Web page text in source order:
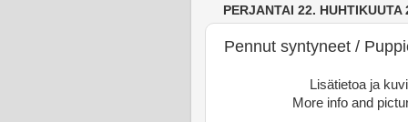
PERJANTAI 22. HUHTIKUUTA
Pennut syntyneet /
Lisätietoa ja
More info and